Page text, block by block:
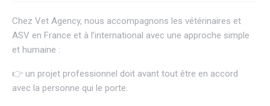
Chez Vet Agency, nous accompagnons les vétérinaires et
ASV en France et à l’international avec une approche simple
et humaine :
👉 un projet professionnel doit avant tout être en accord
avec la personne qui le porte.